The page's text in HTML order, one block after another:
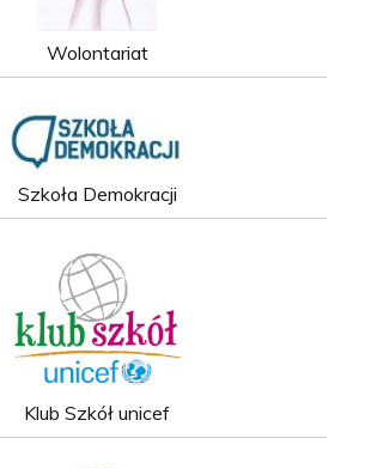
Wolontariat
Szkoła Demokracji
Klub Szkół unicef